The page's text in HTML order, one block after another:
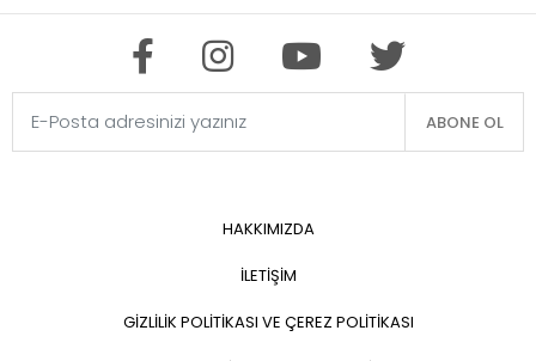
ABONE OL
HAKKIMIZDA
İLETİŞİM
GİZLİLİK POLİTİKASI VE ÇEREZ POLİTİKASI